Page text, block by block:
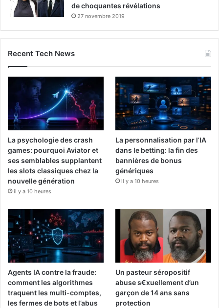
de choquantes révélations
27 novembre 2019
Recent Tech News
La psychologie des crash
games: pourquoi Aviator et
ses semblables supplantent
les slots classiques chez la
nouvelle génération
il y a 10 heures
La personnalisation par l’IA
dans le betting: la fin des
bannières de bonus
génériques
il y a 10 heures
Agents IA contre la fraude:
comment les algorithmes
traquent les multi-comptes,
les fermes de bots et l’abus
Un pasteur séropositif
abuse s€xuellement d’un
garçon de 14 ans sans
protection